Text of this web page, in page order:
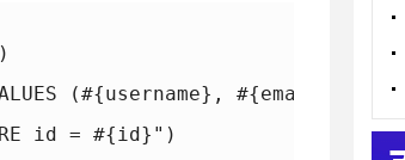
(#{username}, #{email})")
id = #{id}")